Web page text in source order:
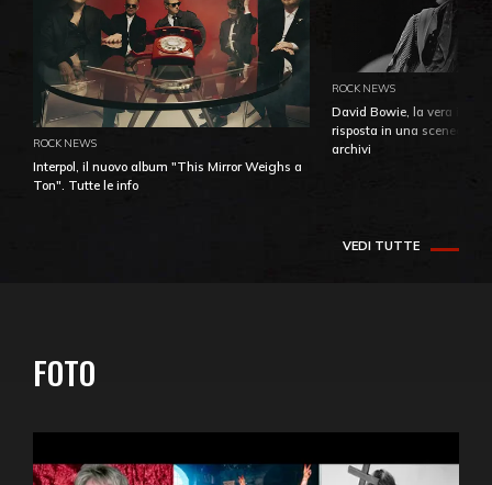
ROCK NEWS
Interpol, il nuovo album "This Mirror Weighs a
Ton". Tutte le info
ROCK NEWS
David Bowie, la vera
risposta in una
archivi
VEDI TUTTE
FOTO